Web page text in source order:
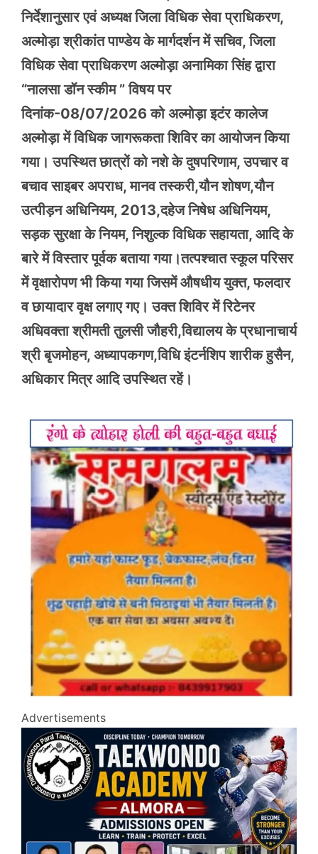
निर्देशानुसार एवं अध्यक्ष जिला विधिक सेवा प्राधिकरण,
अल्मोड़ा श्रीकांत पाण्डेय के मार्गदर्शन में सचिव, जिला
विधिक सेवा प्राधिकरण अल्मोड़ा अनामिका सिंह द्वारा
“नालसा डॉन स्कीम ” विषय पर
दिनांक-08/07/2026 को अल्मोड़ा इटंर कालेज
अल्मोड़ा में विधिक जागरूकता शिविर का आयोजन किया
गया। उपस्थित छात्रों को नशे के दुषपरिणाम, उपचार व
बचाव साइबर अपराध, मानव तस्करी,यौन शोषण,यौन
उत्पीड़न अधिनियम, 2013,दहेज निषेध अधिनियम,
सड़क सुरक्षा के नियम, निशुल्क विधिक सहायता, आदि के
बारे में विस्तार पूर्वक बताया गया।तत्पश्चात स्कूल परिसर
में वृक्षारोपण भी किया गया जिसमें औषधीय युक्त, फलदार
व छायादार वृक्ष लगाए गए। उक्त शिविर में रिटेनर
अधिवक्ता श्रीमती तुलसी जौहरी,विद्यालय के प्रधानाचार्य
श्री बृजमोहन, अध्यापकगण,विधि इंटर्नशिप शारीक हुसैन,
अधिकार मित्र आदि उपस्थित रहें।
Advertisements